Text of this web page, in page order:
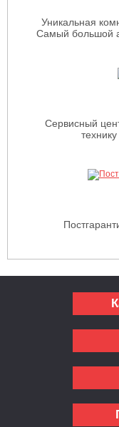
Уникальная
Самый большой
Сервисный